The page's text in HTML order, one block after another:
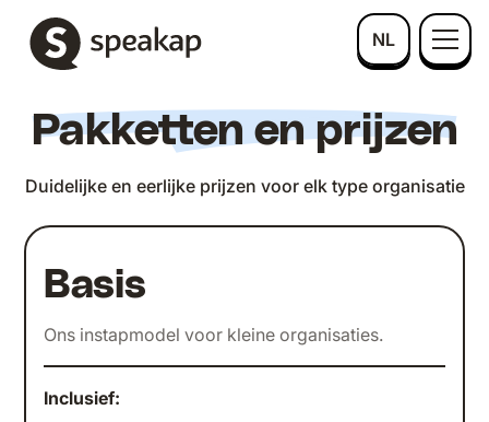
NL
Pakketten en prijzen
Duidelijke en eerlijke prijzen voor elk type organisatie
Basis
Ons instapmodel voor kleine organisaties.
Inclusief: